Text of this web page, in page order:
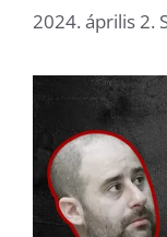
2024. április 2.